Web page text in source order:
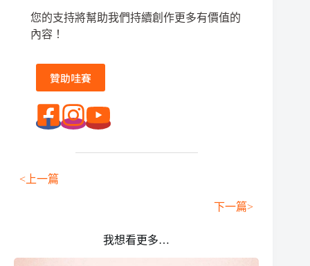
您的支持將幫助我們持續創作更多有價值的
內容！
贊助哇賽
<上一篇
下一篇>
我想看更多…